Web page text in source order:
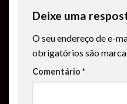
Deixe uma
O seu endereço de e-
obrigatórios são
Comentário *